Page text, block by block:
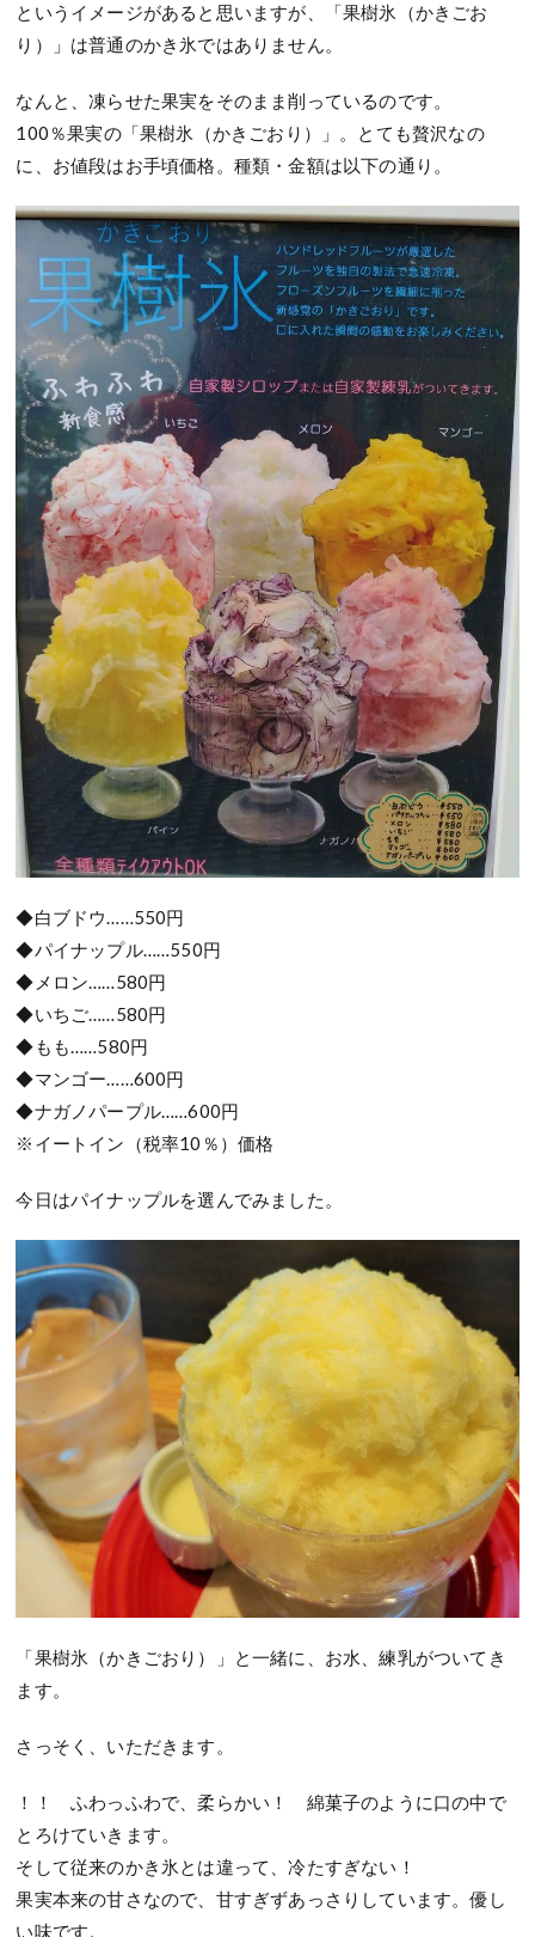
というイメージがあると思いますが、「果樹氷（かきごお
り）」は普通のかき氷ではありません。
なんと、凍らせた果実をそのまま削っているのです。
100％果実の「果樹氷（かきごおり）」。とても贅沢なの
に、お値段はお手頃価格。種類・金額は以下の通り。
◆白ブドウ……550円
◆パイナップル……550円
◆メロン……580円
◆いちご……580円
◆もも……580円
◆マンゴー……600円
◆ナガノパープル……600円
※イートイン（税率10％）価格
今日はパイナップルを選んでみました。
「果樹氷（かきごおり）」と一緒に、お水、練乳がついてき
ます。
さっそく、いただきます。
！！ ふわっふわで、柔らかい！ 綿菓子のように口の中で
とろけていきます。
そして従来のかき氷とは違って、冷たすぎない！
果実本来の甘さなので、甘すぎずあっさりしています。優し
い味です。